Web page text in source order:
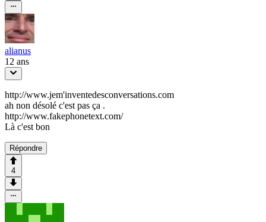
alianus
12 ans
http://www.jem'inventedesconversations.com
ah non désolé c'est pas ça .
http://www.fakephonetext.com/
Là c'est bon
Répondre
4